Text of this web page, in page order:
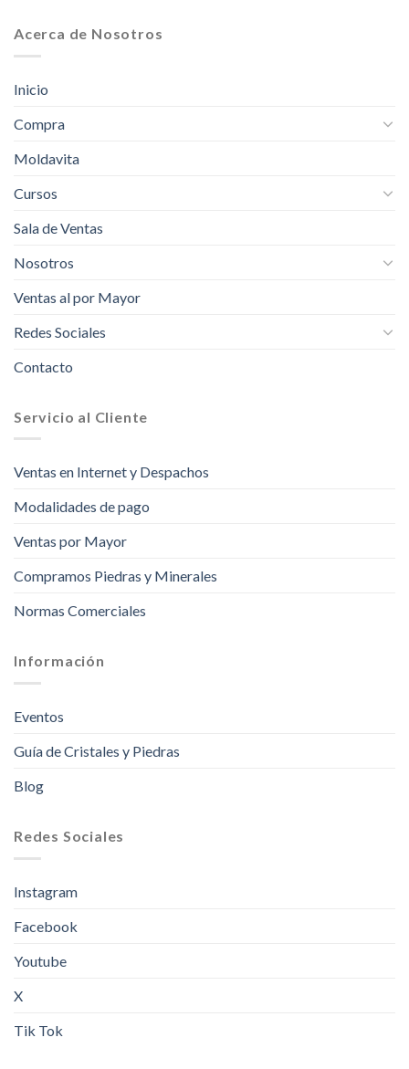
Acerca de Nosotros
Inicio
Compra
Moldavita
Cursos
Sala de Ventas
Nosotros
Ventas al por Mayor
Redes Sociales
Contacto
Servicio al Cliente
Ventas en Internet y Despachos
Modalidades de pago
Ventas por Mayor
Compramos Piedras y Minerales
Normas Comerciales
Información
Eventos
Guía de Cristales y Piedras
Blog
Redes Sociales
Instagram
Facebook
Youtube
X
Tik Tok